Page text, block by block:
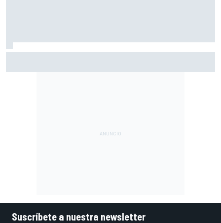
Suscríbete a nuestra newsletter